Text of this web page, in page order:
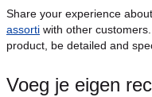
Share your experience about
assorti with other
product, be detailed and
Voeg je eigen